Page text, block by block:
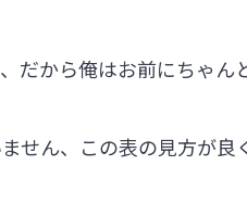
だから俺はお前にちゃん
せん、この表の見方が良